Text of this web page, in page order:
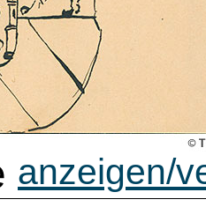
anzeigen/